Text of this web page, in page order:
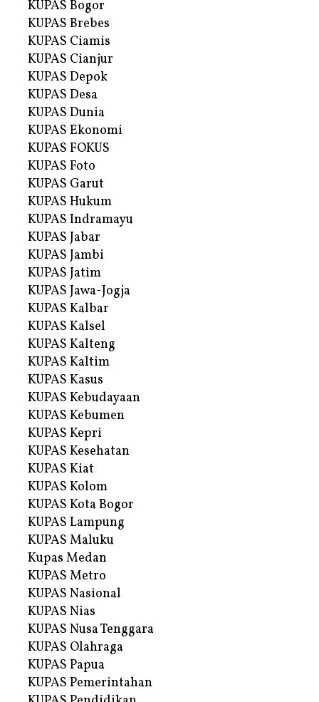
KUPAS Bogor
KUPAS Brebes
KUPAS Ciamis
KUPAS Cianjur
KUPAS Depok
KUPAS Desa
KUPAS Dunia
KUPAS Ekonomi
KUPAS FOKUS
KUPAS Foto
KUPAS Garut
KUPAS Hukum
KUPAS Indramayu
KUPAS Jabar
KUPAS Jambi
KUPAS Jatim
KUPAS Jawa-Jogja
KUPAS Kalbar
KUPAS Kalsel
KUPAS Kalteng
KUPAS Kaltim
KUPAS Kasus
KUPAS Kebudayaan
KUPAS Kebumen
KUPAS Kepri
KUPAS Kesehatan
KUPAS Kiat
KUPAS Kolom
KUPAS Kota Bogor
KUPAS Lampung
KUPAS Maluku
Kupas Medan
KUPAS Metro
KUPAS Nasional
KUPAS Nias
KUPAS Nusa Tenggara
KUPAS Olahraga
KUPAS Papua
KUPAS Pemerintahan